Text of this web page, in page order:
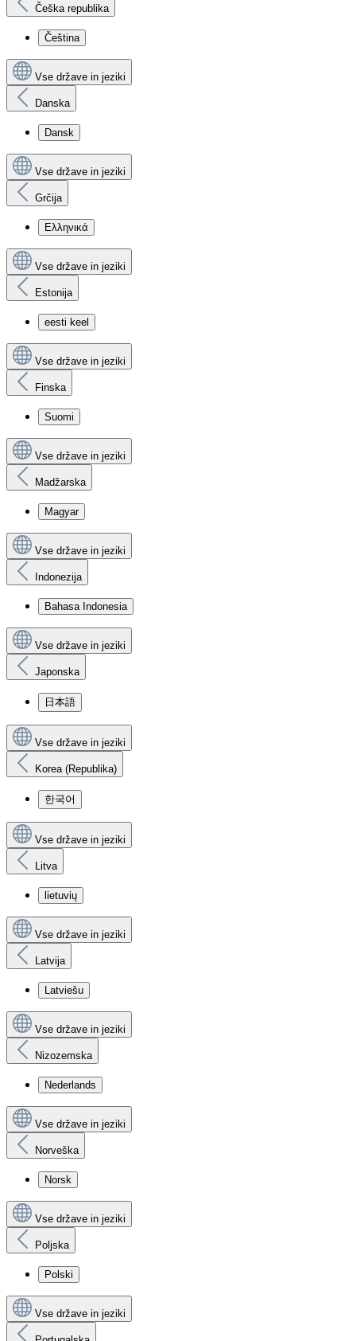
Češka republika
Čeština
Vse države in jeziki
Danska
Dansk
Vse države in jeziki
Grčija
Ελληνικά
Vse države in jeziki
Estonija
eesti keel
Vse države in jeziki
Finska
Suomi
Vse države in jeziki
Madžarska
Magyar
Vse države in jeziki
Indonezija
Bahasa Indonesia
Vse države in jeziki
Japonska
日本語
Vse države in jeziki
Korea (Republika)
한국어
Vse države in jeziki
Litva
lietuvių
Vse države in jeziki
Latvija
Latviešu
Vse države in jeziki
Nizozemska
Nederlands
Vse države in jeziki
Norveška
Norsk
Vse države in jeziki
Poljska
Polski
Vse države in jeziki